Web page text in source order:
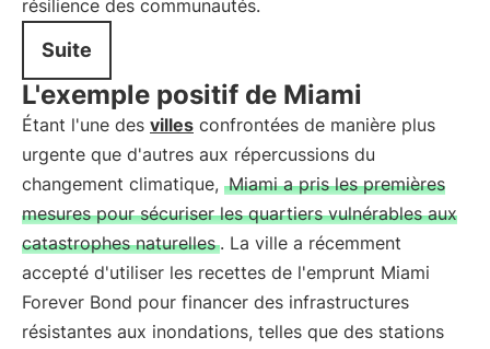
résilience des communautés.
Suite
L'exemple positif de Miami
Étant l'une des villes confrontées de manière plus
urgente que d'autres aux répercussions du
changement climatique, Miami a pris les premières
mesures pour sécuriser les quartiers vulnérables aux
catastrophes naturelles . La ville a récemment
accepté d'utiliser les recettes de l'emprunt Miami
Forever Bond pour financer des infrastructures
résistantes aux inondations, telles que des stations